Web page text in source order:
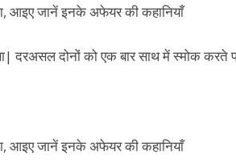
दरअसल दोनों को एक बार साथ में स्मोक करते